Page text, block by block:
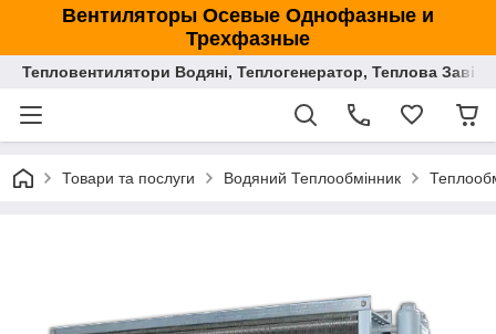
Вентиляторы Осевые Однофазные и
Трехфазные
Тепловентилятори Водяні, Теплогенератор, Теплова
Товари та послуги Водяний Теплообмінник